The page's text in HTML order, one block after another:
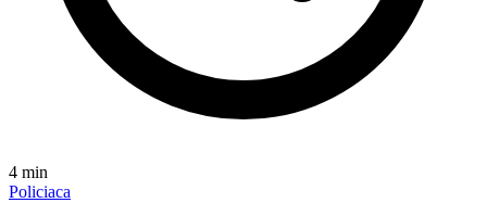
4 min
Policiaca